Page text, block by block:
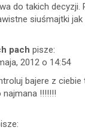
do takich decyzji.
siuśmajtki
pach pisze:
2012 o 14:54
bajere z
najmana !!!!!!!